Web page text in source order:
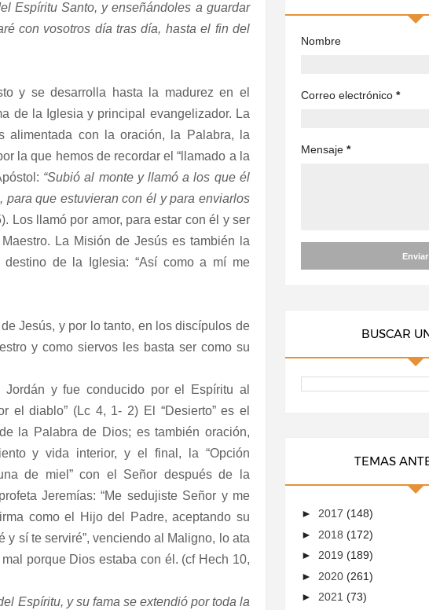
Espíritu Santo, y enseñándoles a guardar
con vosotros día tras día, hasta el fin del
y se desarrolla hasta la madurez en el
de la Iglesia y principal evangelizador. La
alimentada con la oración, la Palabra, la
la que hemos de recordar el “llamado a la
“Subió al monte y llamó a los que él
que estuvieran con él y para enviarlos
Los llamó por amor, para estar con él y ser
La Misión de Jesús es también la
de la Iglesia: “Así como a mí me
Jesús, y por lo tanto, en los discípulos de
y como siervos les basta ser como su
y fue conducido por el Espíritu al
el diablo” (Lc 4, 1- 2) El “Desierto” es el
la Palabra de Dios; es también oración,
y vida interior, y el final, la “Opción
de miel” con el Señor después de la
Jeremías: “Me sedujiste Señor y me
como el Hijo del Padre, aceptando su
y sí te serviré”, venciendo al Maligno, lo ata
porque Dios estaba con él. (cf Hech 10,
Espíritu, y su fama se extendió por toda la
Nombre
Correo electrónico *
Mensaje *
BUSCAR
TEMAS
► 2017 (148)
► 2018 (172)
► 2019 (189)
► 2020 (261)
► 2021 (73)